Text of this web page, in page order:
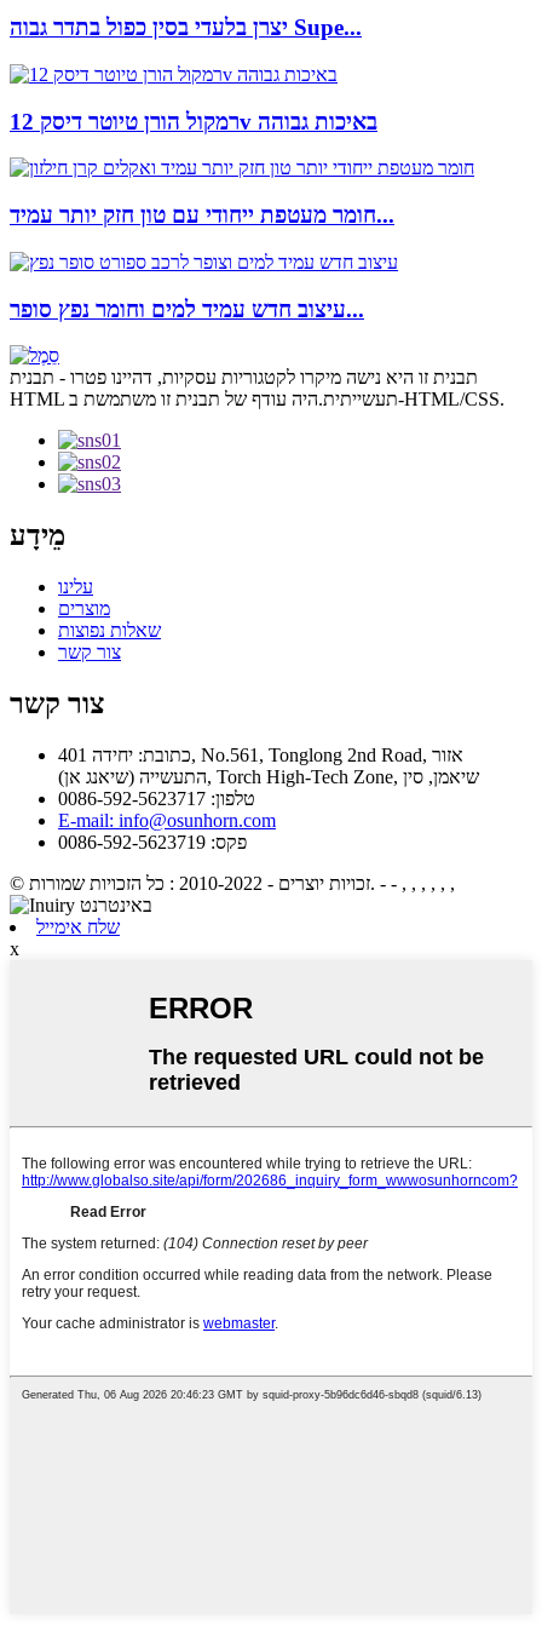
יצרן בלעדי בסין כפול בתדר גבוה Supe...
רמקול הורן טיוטר דיסק 12v באיכות גבוהה
חומר מעטפת ייחודי עם טון חזק יותר עמיד...
עיצוב חדש עמיד למים וחומר נפץ סופר...
תבנית זו היא נישה מיקרו לקטגוריות עסקיות, דהיינו פטרו - תבנית
HTML תעשייתית.היה עודף של תבנית זו משתמשת ב-HTML/CSS.
מֵידָע
עלינו
מוצרים
שאלות נפוצות
צור קשר
צור קשר
כתובת: יחידה 401, No.561, Tonglong 2nd Road, אזור
התעשייה (שיאנג אן), Torch High-Tech Zone, שיאמן, סין
טלפון: 0086-592-5623717
E-mail: info@osunhorn.com
פקס: 0086-592-5623719
© זכויות יוצרים - 2010-2022 : כל הזכויות שמורות. - - , , , , , ,
שלח אימייל
x